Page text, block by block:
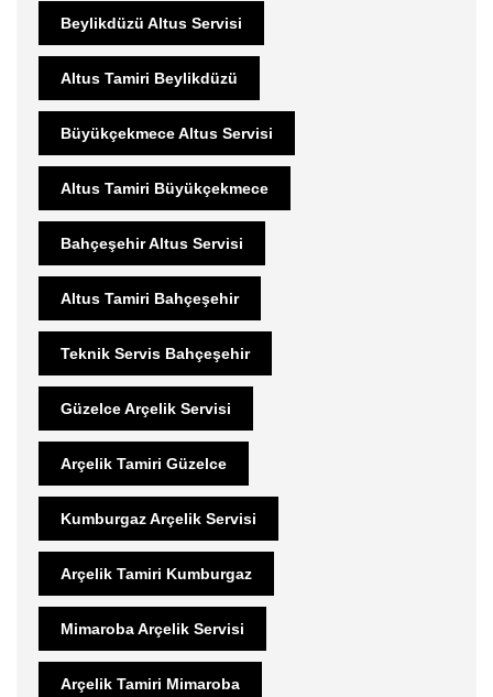
Beylikdüzü Altus Servisi
Altus Tamiri Beylikdüzü
Büyükçekmece Altus Servisi
Altus Tamiri Büyükçekmece
Bahçeşehir Altus Servisi
Altus Tamiri Bahçeşehir
Teknik Servis Bahçeşehir
Güzelce Arçelik Servisi
Arçelik Tamiri Güzelce
Kumburgaz Arçelik Servisi
Arçelik Tamiri Kumburgaz
Mimaroba Arçelik Servisi
Arçelik Tamiri Mimaroba